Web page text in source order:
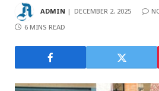
ADMIN DECEMBER 2, 2025
6 MINS READ